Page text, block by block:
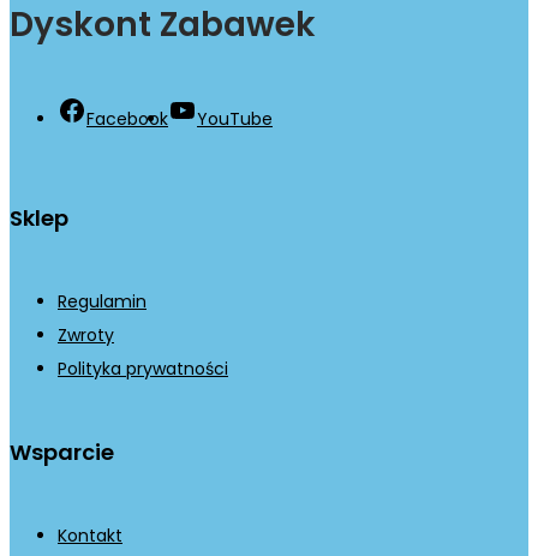
Dyskont Zabawek
Facebook YouTube
Sklep
Regulamin
Zwroty
Polityka prywatności
Wsparcie
Kontakt